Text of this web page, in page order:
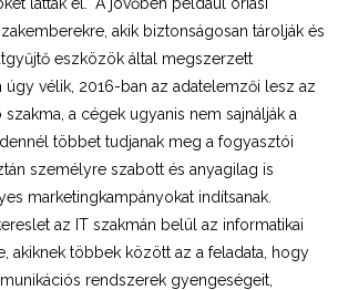
akik biztonságosan tárolják és
eszközök által megszerzett
úgy vélik, 2016-ban az adatelemzői lesz az
a cégek ugyanis nem sajnálják a
többet tudjanak meg a fogyasztói
személyre szabott és anyagilag is
marketingkampányokat indítsanak.
az IT szakmán belül az informatikai
akiknek többek között az a feladata, hogy
rendszerek gyengeségeit,